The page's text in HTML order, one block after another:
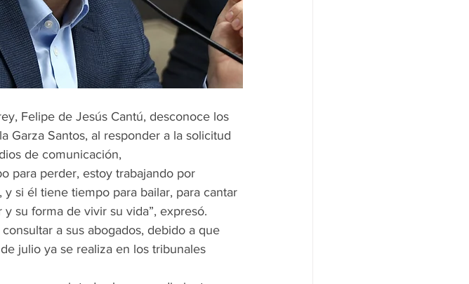
Garza Santos, al responder a la solicitud
de comunicación,
si él tiene tiempo para bailar, para cantar
su forma de vivir su vida”, expresó.
julio ya se realiza en los tribunales